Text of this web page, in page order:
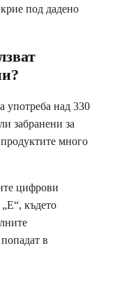
под дадено
употреба над 330
забранени за
много
цифрови
където
в